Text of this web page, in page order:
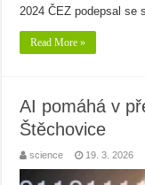
2024 ČEZ podepsal se
Read More »
AI pomáhá v
Štěchovice
science 19. 3. 2026